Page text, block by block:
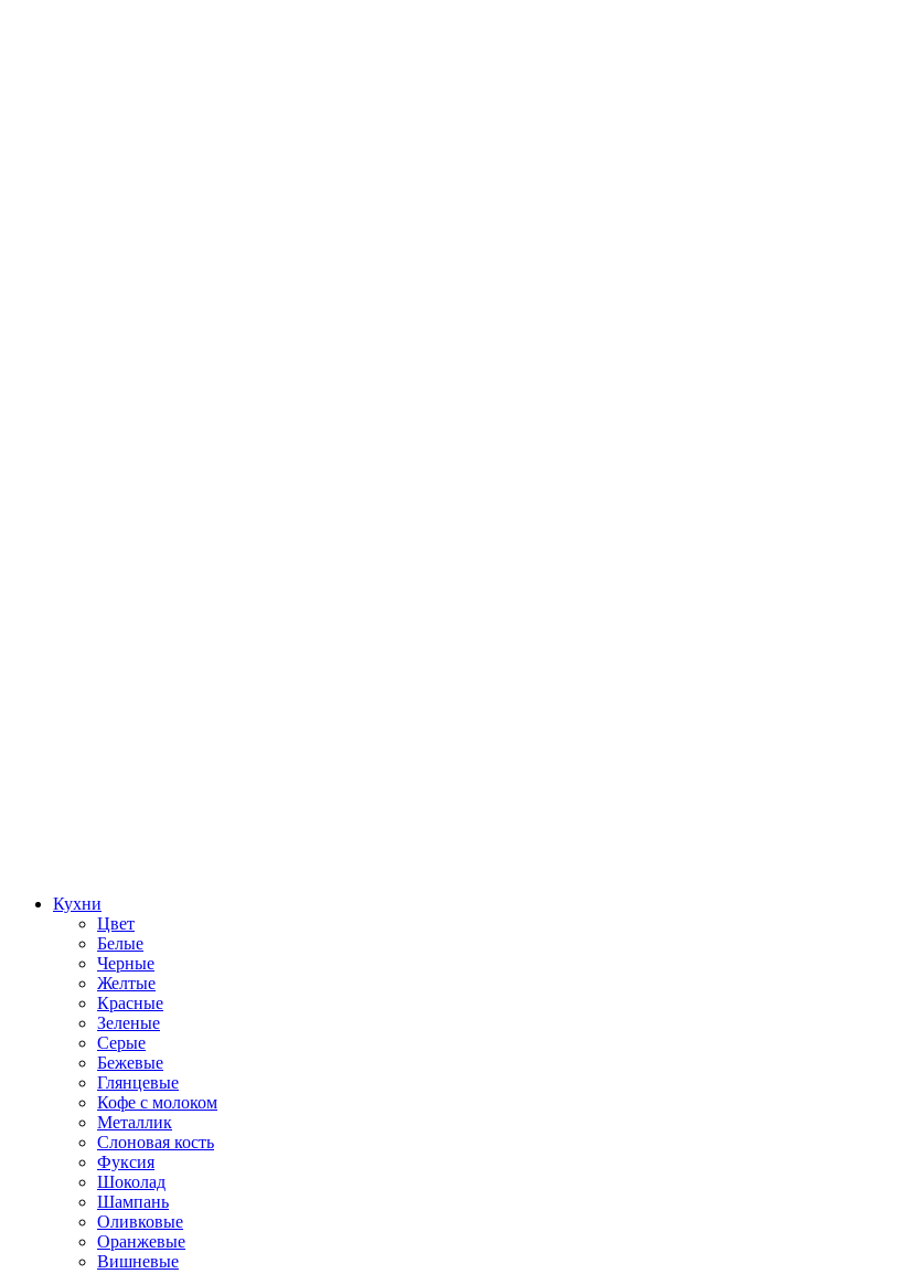
Кухни
Цвет
Белые
Черные
Желтые
Красные
Зеленые
Серые
Бежевые
Глянцевые
Кофе с молоком
Металлик
Слоновая кость
Фуксия
Шоколад
Шампань
Оливковые
Оранжевые
Вишневые